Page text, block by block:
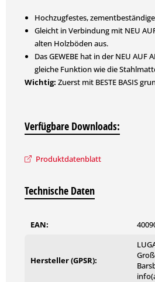
Hochzugfestes,
Gleicht in Verbindung mit NEU
alten Holzböden aus.
Das GEWEBE hat in der NEU AUF
gleiche Funktion wie die
Wichtig: Zuerst mit BESTE BASIS
Verfügbare Downloads:
Produktdatenblatt
Technische Daten
EAN:
Hersteller (GPSR):